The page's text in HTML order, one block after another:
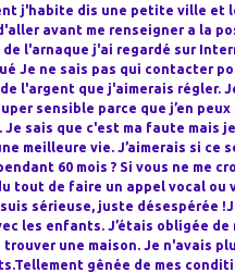
j'habite dis une petite ville et
avant me renseigner a la
l'arnaque j'ai regardé sur
Je ne sais pas qui contacter
l'argent que j'aimerais régler.
sensible parce que j’en peux
sais que c'est ma faute mais
meilleure vie. J’aimerais si ce
60 mois ? Si vous ne me
tout de faire un appel vocal ou
sérieuse, juste désespérée
les enfants. J’étais obligée de
une maison. Je n'avais
gênée de mes